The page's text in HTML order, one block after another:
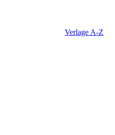
Verlage A-Z